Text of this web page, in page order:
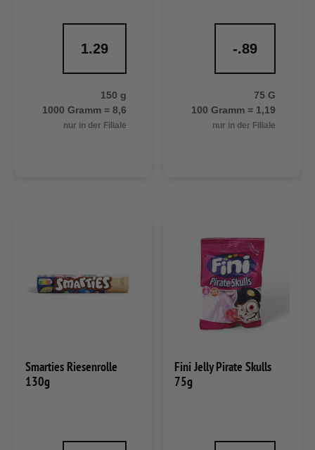
1.29
150 g
1000 Gramm = 8,6
nur in der Filiale
-.89
75 G
100 Gramm = 1,19
nur in der Filiale
Smarties Riesenrolle
130g
Fini Jelly Pirate Skulls
75g